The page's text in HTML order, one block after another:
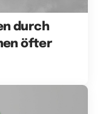
durch
öfter